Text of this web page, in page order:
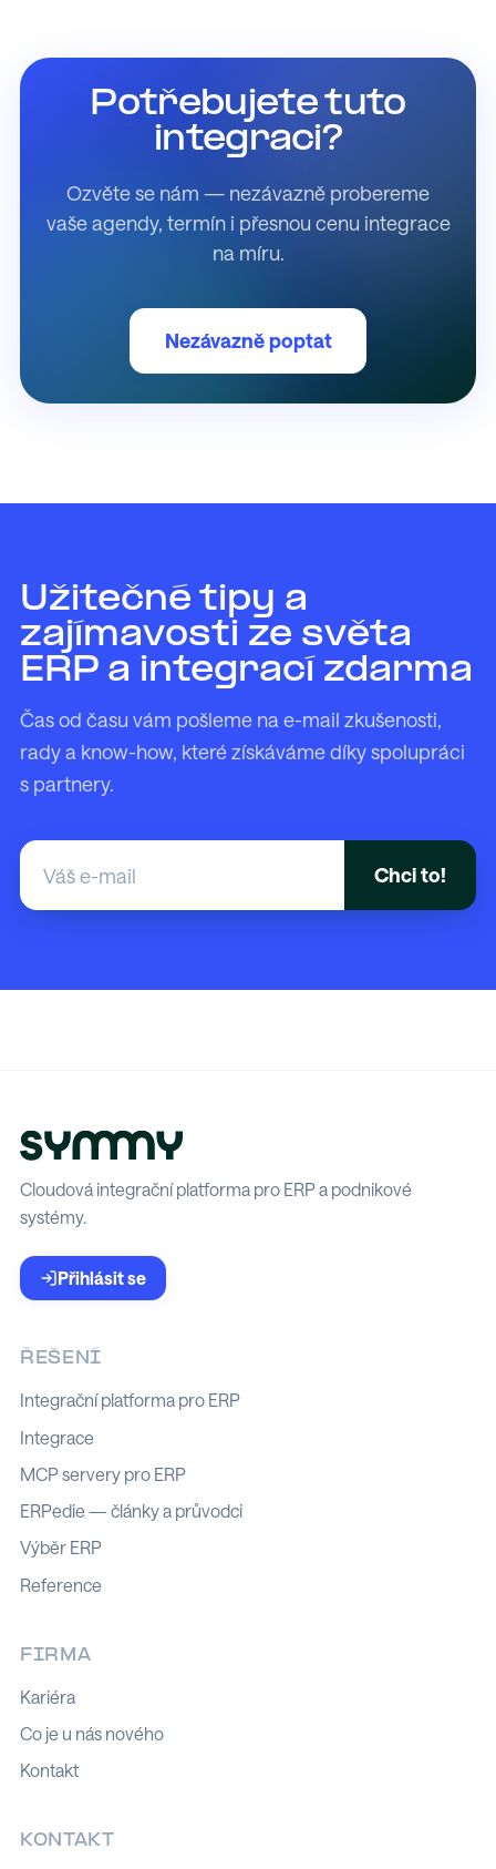
Potřebujete tuto
integraci?
Ozvěte se nám — nezávazně probereme
vaše agendy, termín i přesnou cenu integrace
na míru.
Nezávazně poptat
Užitečné tipy a
zajímavosti ze světa
ERP a integrací zdarma
Čas od času vám pošleme na e-mail zkušenosti,
rady a know-how, které získáváme díky spolupráci
s partnery.
Cloudová integrační platforma pro ERP a podnikové
systémy.
Přihlásit se
ŘEŠENÍ
Integrační platforma pro ERP
Integrace
MCP servery pro ERP
ERPedie — články a průvodci
Výběr ERP
Reference
FIRMA
Kariéra
Co je u nás nového
Kontakt
KONTAKT